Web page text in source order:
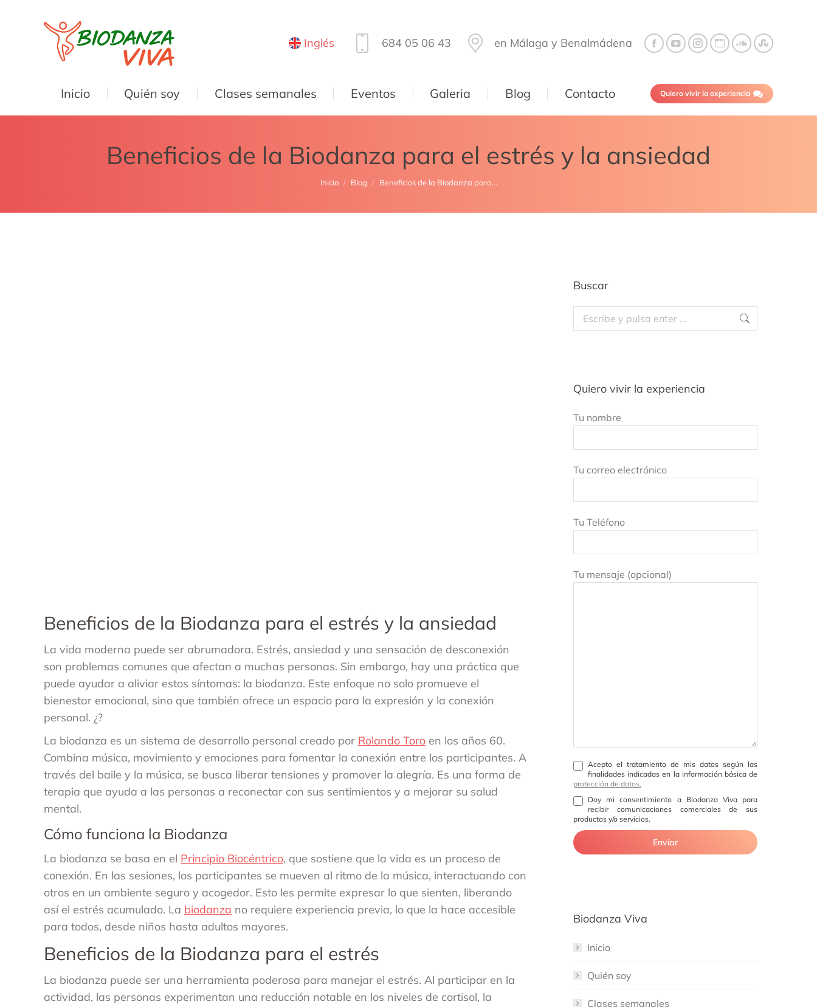
Inglés 684 05 06 43 en Málaga y Benalmádena
Inicio Quién soy Clases semanales Eventos Galeria Blog Contacto Quiero vivir la experiencia
Beneficios de la Biodanza para el estrés y la ansiedad
Estás aquí:
Inicio Blog Beneficios de la Biodanza para...
Beneficios de la Biodanza para el estrés y la ansiedad
La vida moderna puede ser abrumadora. Estrés, ansiedad y una sensación de desconexión
son problemas comunes que afectan a muchas personas. Sin embargo, hay una práctica que
puede ayudar a aliviar estos síntomas: la biodanza. Este enfoque no solo promueve el
bienestar emocional, sino que también ofrece un espacio para la expresión y la conexión
personal. ¿?
La biodanza es un sistema de desarrollo personal creado por Rolando Toro en los años 60.
Combina música, movimiento y emociones para fomentar la conexión entre los participantes. A
través del baile y la música, se busca liberar tensiones y promover la alegría. Es una forma de
terapia que ayuda a las personas a reconectar con sus sentimientos y a mejorar su salud
mental.
Cómo funciona la Biodanza
La biodanza se basa en el Principio Biocéntrico, que sostiene que la vida es un proceso de
conexión. En las sesiones, los participantes se mueven al ritmo de la música, interactuando con
otros en un ambiente seguro y acogedor. Esto les permite expresar lo que sienten, liberando
así el estrés acumulado. La biodanza no requiere experiencia previa, lo que la hace accesible
para todos, desde niños hasta adultos mayores.
Beneficios de la Biodanza para el estrés
La biodanza puede ser una herramienta poderosa para manejar el estrés. Al participar en la
actividad, las personas experimentan una reducción notable en los niveles de cortisol, la
Buscar
Buscar:
Quiero vivir la experiencia
Tu nombre
Tu correo electrónico
Tu Teléfono
Tu mensaje (opcional)
Acepto el tratamiento de mis datos según las
finalidades indicadas en la información básica de
protección de datos.
Doy mi consentimiento a Biodanza Viva para
recibir comunicaciones comerciales de sus
productos y/o servicios.
Biodanza Viva
Inicio
Quién soy
Clases semanales